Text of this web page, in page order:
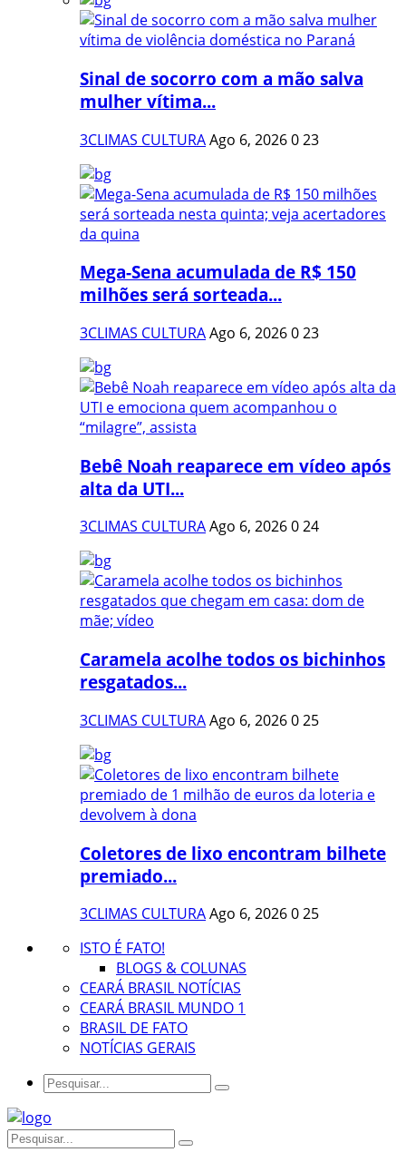
Sinal de socorro com a mão salva
mulher vítima...
3CLIMAS CULTURAAgo 6, 2026023
Mega-Sena acumulada de R$ 150
milhões será sorteada...
3CLIMAS CULTURAAgo 6, 2026023
Bebê Noah reaparece em vídeo após
alta da UTI...
3CLIMAS CULTURAAgo 6, 2026024
Caramela acolhe todos os bichinhos
resgatados...
3CLIMAS CULTURAAgo 6, 2026025
Coletores de lixo encontram bilhete
premiado...
3CLIMAS CULTURAAgo 6, 2026025
ISTO É FATO!
BLOGS & COLUNAS
CEARÁ BRASIL NOTÍCIAS
CEARÁ BRASIL MUNDO 1
BRASIL DE FATO
NOTÍCIAS GERAIS